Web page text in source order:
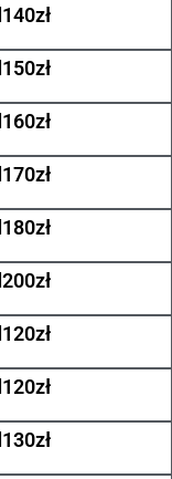
140zł
150zł
160zł
170zł
180zł
200zł
120zł
120zł
130zł